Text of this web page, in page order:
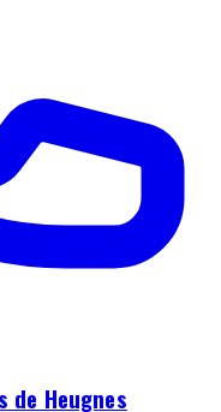
de Heugnes